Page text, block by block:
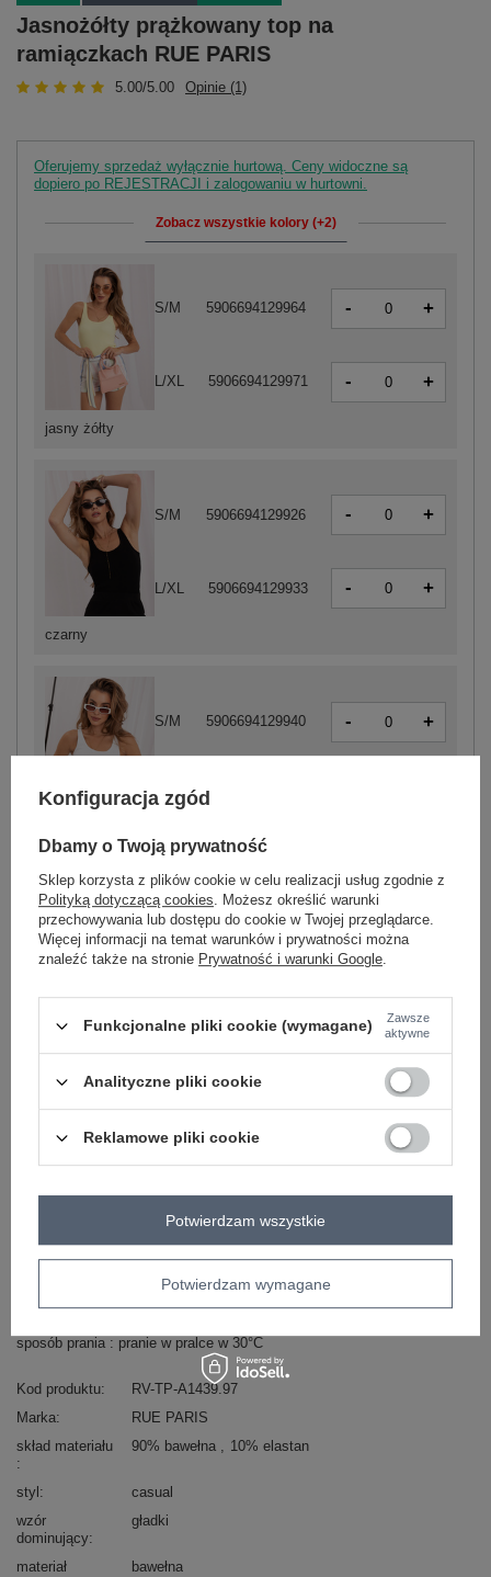
Jasnożółty prążkowany top na
ramiączkach RUE PARIS
5.00/5.00 Opinie (1)
Oferujemy sprzedaż wyłącznie hurtową. Ceny widoczne są
dopiero po REJESTRACJI i zalogowaniu w hurtowni.
Zobacz wszystkie kolory (+2)
czarny
S/M 5906694129926 - +
L/XL 5906694129933 - +
biały
S/M 5906694129940 - +
L/XL 5906694129957
S/M 5906694129988 - +
L/XL 5906694129995 - +
jasny żółty
S/M 5906694129964 - +
L/XL 5906694129971 - +
Zobacz wszystkie kolory (+2)
sposób prania : pranie w pralce w 30°C
Kod produktu
RV-TP-A1439.97
Marka
RUE PARIS
skład materiału
90% bawełna 10% elastan
styl
casual
wzór
dominujący
gładki
materiał
bawełna
Konfiguracja zgód
Dbamy o Twoją prywatność
Sklep korzysta z plików cookie w celu realizacji usług zgodnie z
Polityką dotyczącą cookies. Możesz określić warunki
przechowywania lub dostępu do cookie w Twojej przeglądarce.
Więcej informacji na temat warunków i prywatności można
znaleźć także na stronie Prywatność i warunki Google.
Funkcjonalne pliki cookie (wymagane)
Zawsze
aktywne
Analityczne pliki cookie
Reklamowe pliki cookie
Potwierdzam wymagane
Potwierdzam wszystkie